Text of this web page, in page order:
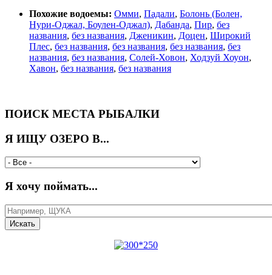
Похожие водоемы: Омми, Падали, Болонь (Болен,
Нури-Оджал, Боулен-Оджал), Дабанда, Пир, без
названия, без названия, Дженикин, Доцен, Широкий
Плес, без названия, без названия, без названия, без
названия, без названия, Солей-Ховон, Ходзуй Хоуон,
Хавон, без названия, без названия
ПОИСК МЕСТА РЫБАЛКИ
Я ИЩУ ОЗЕРО В...
Я хочу поймать...